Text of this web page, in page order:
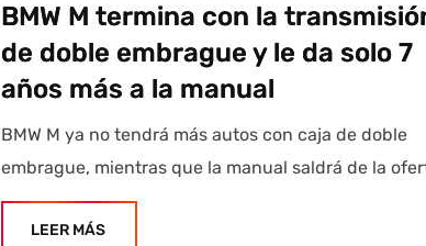
BMW M termina con la
de doble embrague y le da solo 7
años más a la manual
BMW M ya no tendrá más autos con caja de doble
embrague, mientras que la manual saldrá de la
LEER MÁS